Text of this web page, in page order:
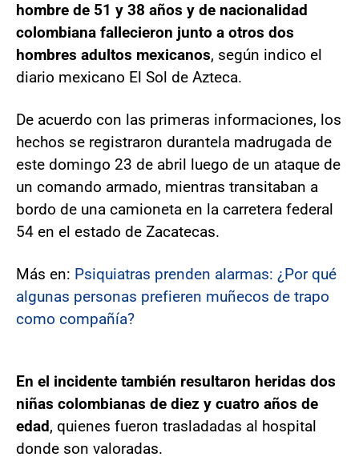
hombre de 51 y 38 años y de nacionalidad
colombiana fallecieron junto a otros dos
hombres adultos mexicanos, según indico el
diario mexicano El Sol de Azteca.
De acuerdo con las primeras informaciones, los
hechos se registraron durantela madrugada de
este domingo 23 de abril luego de un ataque de
un comando armado, mientras transitaban a
bordo de una camioneta en la carretera federal
54 en el estado de Zacatecas.
Más en: Psiquiatras prenden alarmas: ¿Por qué
algunas personas prefieren muñecos de trapo
como compañía?
En el incidente también resultaron heridas dos
niñas colombianas de diez y cuatro años de
edad, quienes fueron trasladadas al hospital
donde son valoradas.